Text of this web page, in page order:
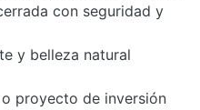
con seguridad y
y belleza natural
proyecto de inversión